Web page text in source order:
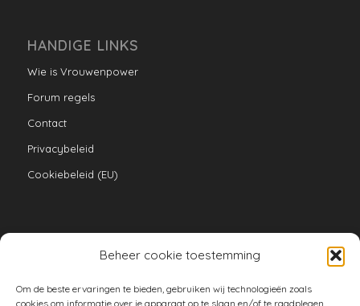
Beheer cookie toestemming
Om de beste ervaringen te bieden, gebruiken wij technologieën zoals
cookies om informatie over je apparaat op te slaan en/of te raadplegen.
HANDIGE LINKS
Wie is Vrouwenpower
Forum regels
Contact
Privacybeleid
Cookiebeleid (EU)
armoe keuken